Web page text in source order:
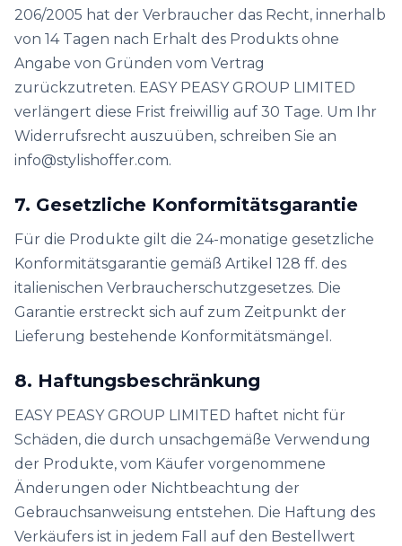
206/2005 hat der Verbraucher das Recht, innerhalb
von 14 Tagen nach Erhalt des Produkts ohne
Angabe von Gründen vom Vertrag
zurückzutreten. EASY PEASY GROUP LIMITED
verlängert diese Frist freiwillig auf 30 Tage. Um Ihr
Widerrufsrecht auszuüben, schreiben Sie an
info@stylishoffer.com.
7. Gesetzliche Konformitätsgarantie
Für die Produkte gilt die 24-monatige gesetzliche
Konformitätsgarantie gemäß Artikel 128 ff. des
italienischen Verbraucherschutzgesetzes. Die
Garantie erstreckt sich auf zum Zeitpunkt der
Lieferung bestehende Konformitätsmängel.
8. Haftungsbeschränkung
EASY PEASY GROUP LIMITED haftet nicht für
Schäden, die durch unsachgemäße Verwendung
der Produkte, vom Käufer vorgenommene
Änderungen oder Nichtbeachtung der
Gebrauchsanweisung entstehen. Die Haftung des
Verkäufers ist in jedem Fall auf den Bestellwert